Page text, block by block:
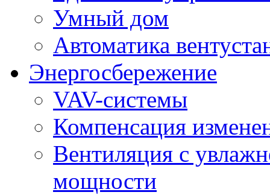
Умный дом
Автоматика
Энергосбережение
VAV-системы
Компенсация
Вентиляция с
мощности